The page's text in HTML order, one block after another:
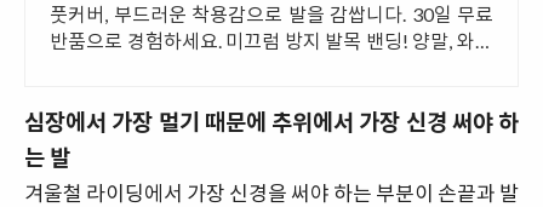
풋커버, 부드러운 착용감으로 발을 감쌉니다. 30일 무료
반품으로 경험하세요. 미끄럼 방지 발목 밴딩! 양말, 와우
심장에서 가장 멀기 때문에 추위에서 가장 신경 써야 하
는 발
겨울철 라이딩에서 가장 신경을 써야 하는 부분이 손끝과 발